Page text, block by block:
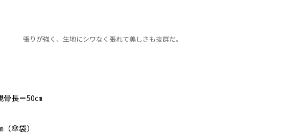
張りが強く、生地にシワなく張れて美しさも抜群だ。
骨長＝50㎝
傘袋）